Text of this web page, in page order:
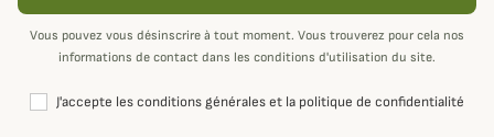
Vous pouvez vous désinscrire à tout moment. Vous trouverez pour cela nos
informations de contact dans les conditions d'utilisation du site.
J'accepte les conditions générales et la politique de confidentialité